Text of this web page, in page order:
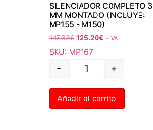
SILENCIADOR COMPLETO
MM MONTADO (INCLUYE:
MP155 - M150)
147.33€ 125.20€ + IVA
SKU: MP167
- +
Añadir al carrito